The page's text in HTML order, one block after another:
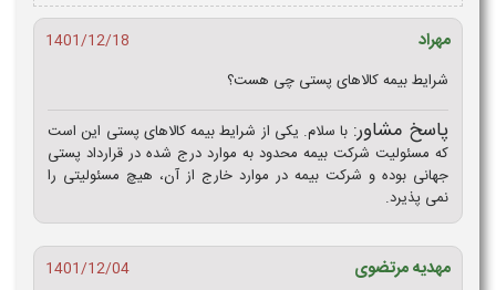
مهراد
1401/12/18
شرایط بیمه کالاهای پستی چی هست؟
پاسخ مشاور: با سلام. یکی از شرایط بیمه کالاهای پستی این است
که مسئولیت شرکت بیمه محدود به موارد درج شده در قرارداد پستی
جهانی بوده و شرکت بیمه در موارد خارج از آن، هیچ مسئولیتی را
نمی پذیرد.
مهدیه مرتضوی
1401/12/04